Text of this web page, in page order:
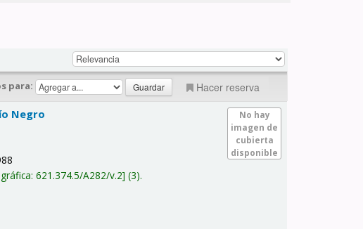
para: Hacer reserva
No hay
imagen de
cubierta
disponible
Negro
621.374.5/A282/v.2 (3).